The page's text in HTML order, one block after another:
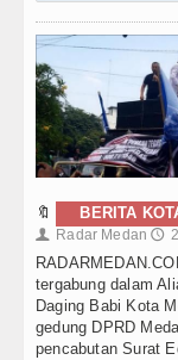
🔖 BERITA
👤 Radar Medan 🕔
tergabung dalam
Daging Babi Kota
gedung DPRD
pencabutan Surat